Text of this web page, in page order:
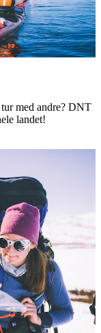
med andre? DNT
landet!